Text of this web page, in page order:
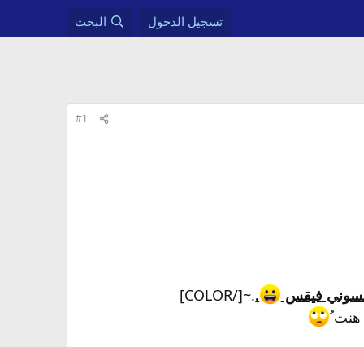
تسجيل الدخول البحث
#1
.
.~[/COLOR]
هنت